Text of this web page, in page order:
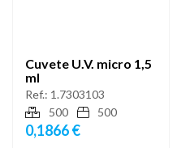
Cuvete U.V. micro 1,5
ml
Ref.: 1.7303103
500
500
0,1866 €